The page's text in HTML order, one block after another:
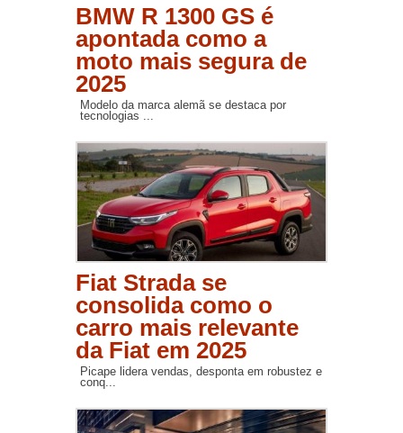
BMW R 1300 GS é
apontada como a
moto mais segura de
2025
Modelo da marca alemã se destaca por
tecnologias ...
Fiat Strada se
consolida como o
carro mais relevante
da Fiat em 2025
Picape lidera vendas, desponta em robustez e
conq...